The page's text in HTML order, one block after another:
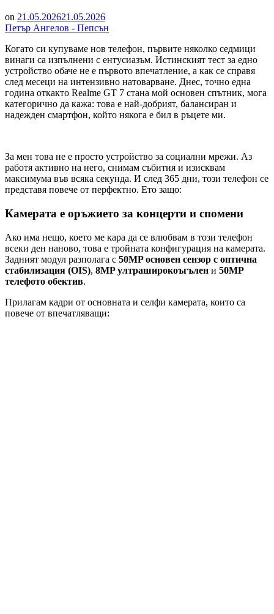
on 21.05.202621.05.2026
Петър Ангелов - Пепсън
Когато си купуваме нов телефон, първите няколко седмици
винаги са изпълнени с ентусиазъм. Истинският тест за едно
устройство обаче не е първото впечатление, а как се справя
след месеци на интензивно натоварване. Днес, точно една
година откакто Realme GT 7 стана мой основен спътник, мога
категорично да кажа: това е най-добрият, балансиран и
надежден смартфон, който някога е бил в ръцете ми.
​За мен това не е просто устройство за социални мрежи. Аз
работя активно на него, снимам събития и изисквам
максимума във всяка секунда. И след 365 дни, този телефон се
представя повече от перфектно. Ето защо:
Камерата е оръжието за концерти и спомени
Ако има нещо, което ме кара да се влюбвам в този телефон
всеки ден наново, това е тройната конфигурация на камерата.
Задният модул разполага с 50MP основен сензор с оптична
стабилизация (OIS), 8MP ултраширокоъгълен и 50MP
телефото обектив.
Прилагам кадри от основната и селфи камерата, които са
повече от впечатляващи: